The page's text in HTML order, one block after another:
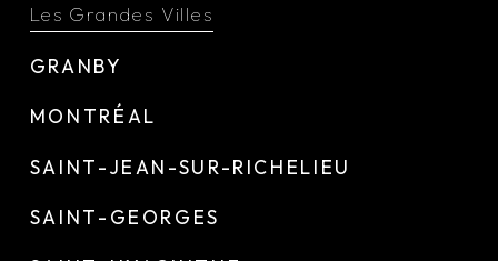
Les Grandes Villes
GRANBY
MONTRÉAL
SAINT-JEAN-SUR-RICHELIEU
SAINT-GEORGES